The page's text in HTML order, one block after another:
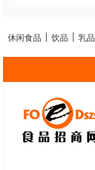
休闲食品 饮品 乳品